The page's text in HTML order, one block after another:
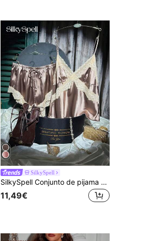
SilkySpell
SilkySpell Conjunto de pijama de camiseta y pantalones cortos de mujer con parches de encaje de color contrastante
11,49€